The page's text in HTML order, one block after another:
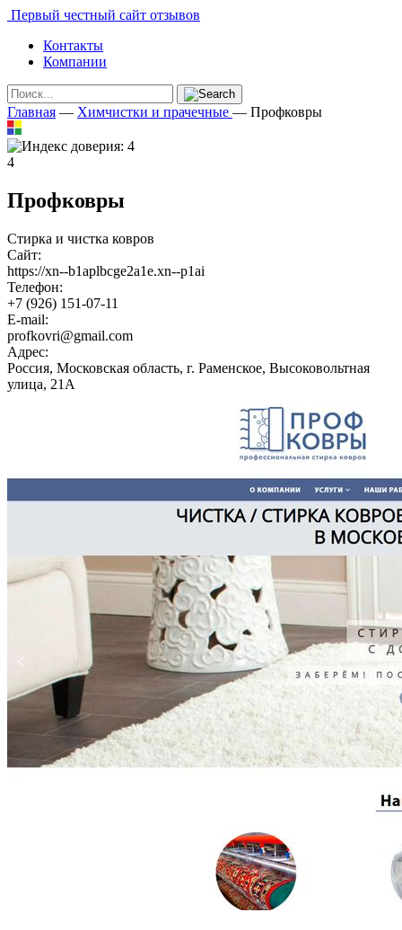
Первый честный сайт отзывов
Контакты
Компании
Главная — Химчистки и прачечные — Профковры
4
Профковры
Стирка и чистка ковров
Сайт:
https://xn--b1aplbcge2a1e.xn--p1ai
Телефон:
+7 (926) 151-07-11
E-mail:
profkovri@gmail.com
Адрес:
Россия, Московская область, г. Раменское, Высоковольтная
улица, 21А